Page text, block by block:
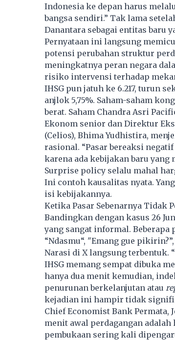
Indonesia ke depan harus
bangsa sendiri.” Tak lama
Danantara sebagai entitas baru
Pernyataan ini langsung
potensi perubahan struktur
meningkatnya peran negara
risiko intervensi terhadap
IHSG pun jatuh ke 6.217, turun
anjlok 5,75%. Saham-saham
berat. Saham Chandra Asri
Ekonom senior dan Direktur
(Celios), Bhima Yudhistira,
rasional. “Pasar bereaksi
karena ada kebijakan baru yang
Surprise policy selalu mahal
Ini contoh kausalitas nyata.
isi kebijakannya.
Ketika Pasar Sebenarnya Tidak
Bandingkan dengan kasus 26
yang sangat informal.
“Ndasmu“, "Emang gue
Narasi di X langsung terbentuk.
IHSG memang sempat dibuka
hanya dua menit kemudian,
penurunan berkelanjutan atau
kejadian ini hampir tidak
Chief Economist Bank Permata,
menit awal perdagangan
pembukaan sering kali